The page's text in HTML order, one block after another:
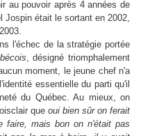
au pouvoir après 4 années de
Jospin était le sortant en 2002,
l'échec de la stratégie portée
, désigné triomphalement
moment, le jeune chef n'a
essentielle du parti qu'il
du Québec. Au mieux, on
que oui bien sûr on ferait
faire, mais bon on n'était pas